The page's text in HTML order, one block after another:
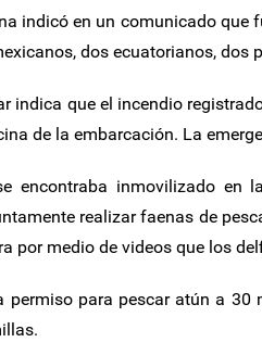
indicó en un comunicado que
dos ecuatorianos, dos
indica que el incendio
de la embarcación. La
encontraba inmovilizado en
realizar faenas de
por medio de videos que los
permiso para pescar atún a 30